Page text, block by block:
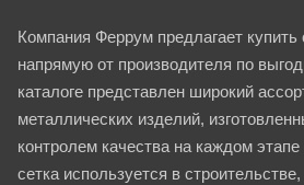
Компания Феррум предлагает купить
напрямую от производителя по
каталоге представлен широкий
металлических изделий,
контролем качества на каждом
сетка используется в